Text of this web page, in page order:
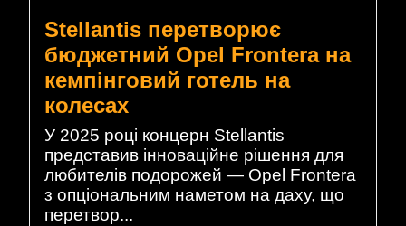
Stellantis перетворює
бюджетний Opel Frontera на
кемпінговий готель на
колесах
У 2025 році концерн Stellantis
представив інноваційне рішення для
любителів подорожей — Opel Frontera
з опціональним наметом на даху, що
перетвор...